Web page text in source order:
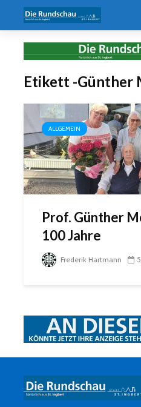
Etikett -Günther
ALLGEMEIN
Prof. Günther
100 Jahre
Frederik Hartmann